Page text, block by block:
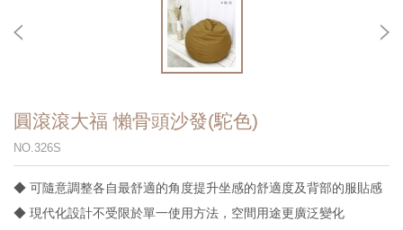
圓滾滾大福 懶骨頭沙發(駝色)
NO.326S
◆ 可隨意調整各自最舒適的角度提升坐感的舒適度及背部的服貼感
◆ 現代化設計不受限於單一使用方法，空間用途更廣泛變化